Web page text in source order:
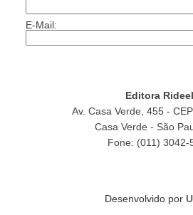
E-Mail:
Editora Rideel
Av. Casa Verde, 455 -
Casa Verde - São
Fone: (011) 3042-
Desenvolvido por